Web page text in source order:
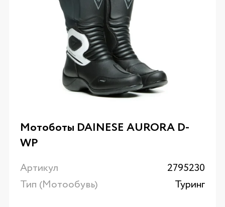
Мотоботы DAINESE AURORA D-
WP
Артикул
2795230
Тип (Мотообувь)
Туринг